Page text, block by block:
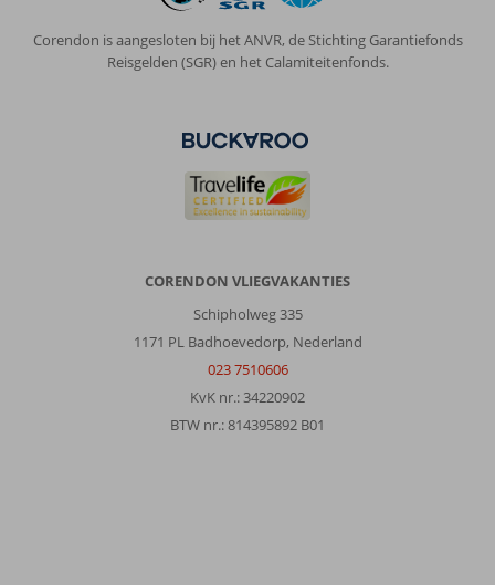
Corendon is aangesloten bij het ANVR, de Stichting Garantiefonds
Reisgelden (SGR) en het Calamiteitenfonds.
CORENDON VLIEGVAKANTIES
Schipholweg 335
1171 PL Badhoevedorp, Nederland
023 7510606
KvK nr.: 34220902
BTW nr.: 814395892 B01